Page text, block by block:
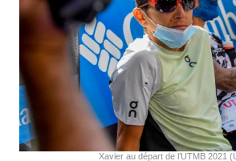
Xavier au départ de l’UTMB 2021